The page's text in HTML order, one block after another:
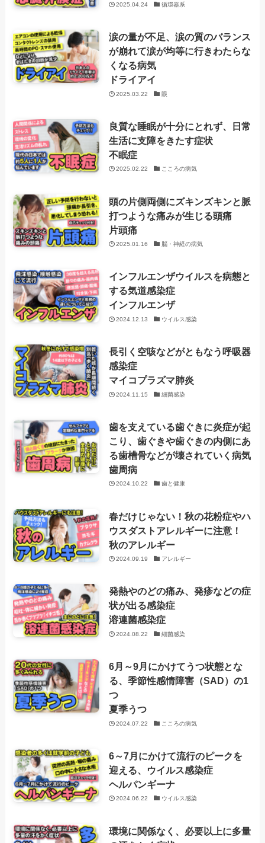
2025.04.24 循環器系
涙の量が不足、涙の質のバランス
が崩れて涙が均等に行きわたらな
くなる病気
ドライアイ
2025.03.22 眼
良質な睡眠が十分にとれず、日常
生活に支障をきたす症状
不眠症
2025.02.22 こころの病気
頭の片側両側にズキンズキンと脈
打つような痛みが生じる頭痛
片頭痛
2025.01.16 脳・神経の病気
インフルエンザウイルスを病態と
する気道感染症
インフルエンザ
2024.12.13 ウイルス感染
長引く空咳などがともなう呼吸器
感染症
マイコプラズマ肺炎
2024.11.15 細菌感染
歯を支えている歯ぐきに炎症が起
こり、歯ぐきや歯ぐきの内側にあ
る歯槽骨などが壊されていく病気
歯周病
2024.10.22 歯と健康
春だけじゃない！秋の花粉症やハ
ウスダストアレルギーに注意！
秋のアレルギー
2024.09.19 アレルギー
発熱やのどの痛み、発疹などの症
状が出る感染症
溶連菌感染症
2024.08.22 細菌感染
6月～9月にかけてうつ状態とな
る、季節性感情障害（SAD）の1
つ
夏季うつ
2024.07.22 こころの病気
6～7月にかけて流行のピークを
迎える、ウイルス感染症
ヘルパンギーナ
2024.06.22 ウイルス感染
環境に関係なく、必要以上に多量